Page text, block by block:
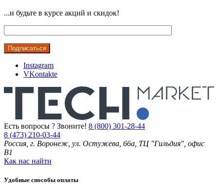
...и будьте в курсе акций и скидок!
Instagram
VKontakte
Есть вопросы ? Звоните! 8 (800) 301-28-44
8 (473) 210-03-44
Россия, г. Воронеж, ул. Остужева, 66а, ТЦ "Гильдия", офис
В1
Как нас найти
Удобные способы оплаты